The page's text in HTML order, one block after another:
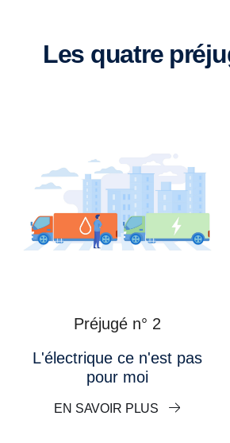
Les quatre
Préjugé n° 2
L'électrique ce n'est pas
pour moi
EN SAVOIR PLUS